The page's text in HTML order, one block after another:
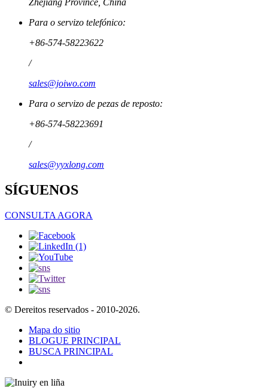
Zhejiang Province, China
Para o servizo telefónico:
+86-574-58223622
/
sales@joiwo.com
Para o servizo de pezas de reposto:
+86-574-58223691
/
sales@yyxlong.com
SÍGUENOS
CONSULTA AGORA
© Dereitos reservados - 2010-2026.
Mapa do sitio
BLOGUE PRINCIPAL
BUSCA PRINCIPAL